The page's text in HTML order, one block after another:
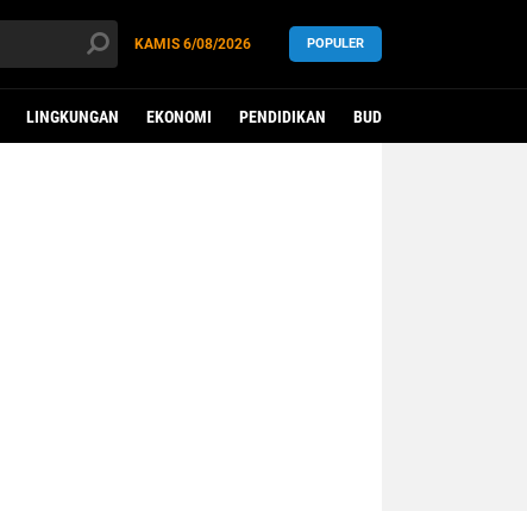
KAMIS 6/08/2026 POPULER
LINGKUNGAN EKONOMI PENDIDIKAN BUDAYA